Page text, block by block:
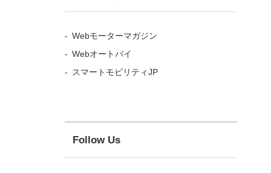
Webモーターマガジン
Webオートバイ
スマートモビリティJP
Follow Us